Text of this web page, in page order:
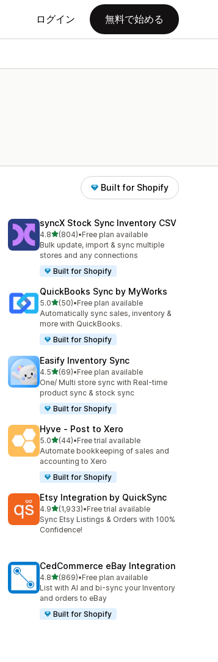
ログイン 無料で始める
Built for Shopify
syncX Stock Sync Inventory CSV
4.85つ星中
(804)
合計レビュー数：804件
•Free plan available
Bulk update, import & sync multiple
stores and any connections
Built for Shopify
QuickBooks Sync by MyWorks
5.05つ星中
(50)
合計レビュー数：50件
•Free plan available
Automatically sync sales, inventory &
more with QuickBooks.
Built for Shopify
Easify Inventory Sync
4.55つ星中
(69)
合計レビュー数：69件
•Free plan available
One/ Multi store sync with Real-time
product sync & stock sync
Built for Shopify
Hyve ‑ Post to Xero
5.05つ星中
(44)
合計レビュー数：44件
•Free trial available
Automate bookkeeping of sales and
accounting to Xero
Built for Shopify
Etsy Integration by QuickSync
4.95つ星中
(1,933)
合計レビュー数：1933件
•Free trial available
Sync Etsy Listings & Orders with 100%
Confidence!
CedCommerce eBay Integration
4.85つ星中
(869)
合計レビュー数：869件
•Free plan available
List with AI and bi-sync your Inventory
and orders to eBay
Built for Shopify